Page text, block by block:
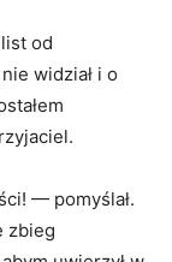
od
widział i o
— pomyślał.
zbieg